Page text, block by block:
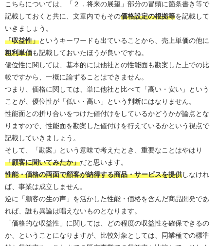
こちらについては、「２．将来の展望」部分の冒頭に箇条書き等で
記載しておくと共に、文章内でもその価格設定の根拠等を記載して
いきましょう。
「収益性」というキーワードも出ていることから、売上単価の他に
粗利単価も記載しておいたほうが良いですね。
優位性に関しては、基本的には他社との性能面も勘案した上での比
較ですから、一概に論ずることはできません。
つまり、価格に関しては、単に他社と比べて「高い・安い」という
ことが、優位性が「低い・高い」という判断にはなりません。
性能面との折り合いをつけた値付けをしているかどうかが論点とな
りますので、性能面を勘案した値付けを行えているかという視点で
記載していきましょう。
そして、「勘案」という意味で考えたとき、重要なことはやはり
「顧客に聞いてみたか」だと思います。
性能・価格の両面で顧客が納得する商品・サービスを提供 しなけれ
ば、事業は成立しません。
逆に「顧客の生の声」を活かした性能・価格を含んだ商品開発であ
れば、誰も異論は唱えないものとなります。
「価格的な収益性」に関しては、どの程度の収益性を確保できるの
か、ということになりますが、比較対象としては、同業種での標準